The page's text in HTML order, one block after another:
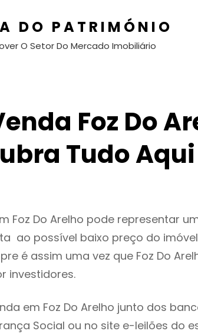
DO PATRIMÓNIO
O Setor Do Mercado Imobiliário
Foz Do
Tudo Aqui
Foz Do Arelho pode representar
ao possível baixo preço do
é assim uma vez que Foz Do
investidores.
em Foz Do Arelho junto dos
Social ou no site e-leilões do